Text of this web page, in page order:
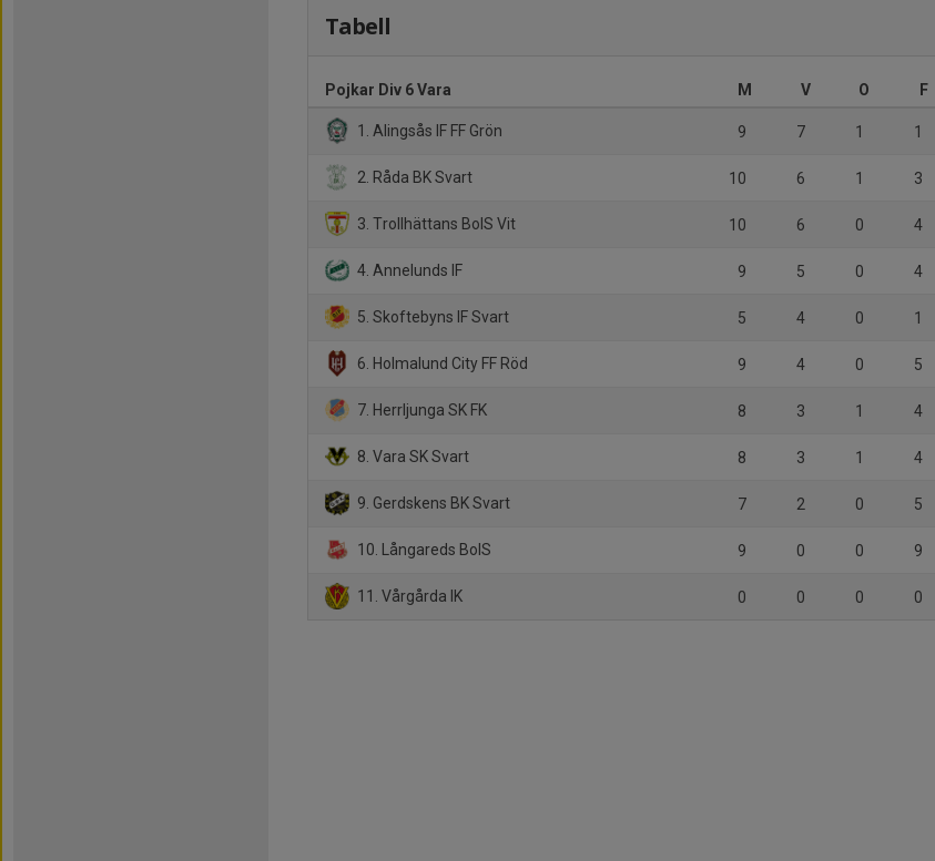
Tabell
Pojkar Div 6 Vara M V O F
1. Alingsås IF FF Grön 9 7 1 1
2. Råda BK Svart 10 6 1 3
3. Trollhättans BoIS Vit 10 6 0 4
4. Annelunds IF 9 5 0 4
5. Skoftebyns IF Svart 5 4 0 1
6. Holmalund City FF Röd 9 4 0 5
7. Herrljunga SK FK 8 3 1 4
8. Vara SK Svart 8 3 1 4
9. Gerdskens BK Svart 7 2 0 5
10. Långareds BoIS 9 0 0 9
11. Vårgårda IK 0 0 0 0